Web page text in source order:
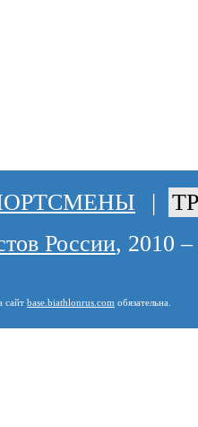
|
России, 2010
сайт base.biathlonrus.com обязательна.